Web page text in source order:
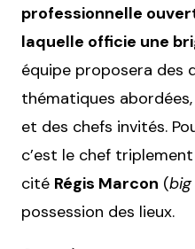
professionnelle
laquelle officie une
équipe proposera des
thématiques
et des chefs invités.
c’est le chef
cité Régis Marcon (
possession des lieux.